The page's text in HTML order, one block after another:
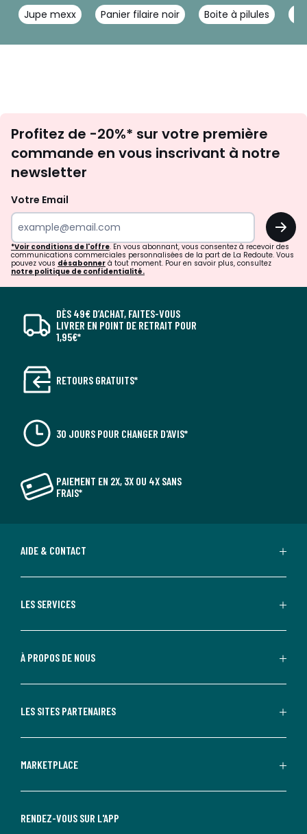
Jupe mexx Panier filaire noir Boite à pilules
newsletter
Profitez de -20%* sur votre première
commande en vous inscrivant à notre
newsletter
Votre Email
OK
*Voir conditions de l'offre. En vous abonnant, vous consentez à recevoir des
communications commerciales personnalisées de la part de La Redoute. Vous
pouvez vous désabonner à tout moment. Pour en savoir plus, consultez
notre politique de confidentialité.
DÈS 49€ D’ACHAT, FAITES-VOUS
LIVRER EN POINT DE RETRAIT POUR
1,95€*
RETOURS GRATUITS*
30 JOURS POUR CHANGER D'AVIS*
PAIEMENT EN 2X, 3X OU 4X SANS
FRAIS*
AIDE & CONTACT
LES SERVICES
À PROPOS DE NOUS
LES SITES PARTENAIRES
MARKETPLACE
RENDEZ-VOUS SUR L'APP